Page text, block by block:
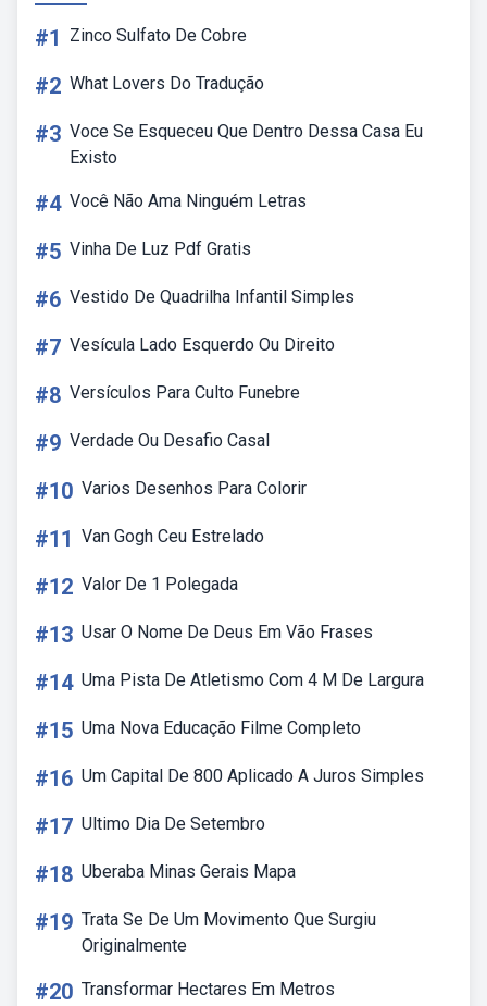
#1 Zinco Sulfato De Cobre
#2 What Lovers Do Tradução
#3 Voce Se Esqueceu Que Dentro Dessa Casa Eu
Existo
#4 Você Não Ama Ninguém Letras
#5 Vinha De Luz Pdf Gratis
#6 Vestido De Quadrilha Infantil Simples
#7 Vesícula Lado Esquerdo Ou Direito
#8 Versículos Para Culto Funebre
#9 Verdade Ou Desafio Casal
#10 Varios Desenhos Para Colorir
#11 Van Gogh Ceu Estrelado
#12 Valor De 1 Polegada
#13 Usar O Nome De Deus Em Vão Frases
#14 Uma Pista De Atletismo Com 4 M De Largura
#15 Uma Nova Educação Filme Completo
#16 Um Capital De 800 Aplicado A Juros Simples
#17 Ultimo Dia De Setembro
#18 Uberaba Minas Gerais Mapa
#19 Trata Se De Um Movimento Que Surgiu
Originalmente
#20 Transformar Hectares Em Metros